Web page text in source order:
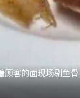
顾客的面现场剔鱼